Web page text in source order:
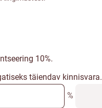
10%.
täiendav kinnisvara.
%